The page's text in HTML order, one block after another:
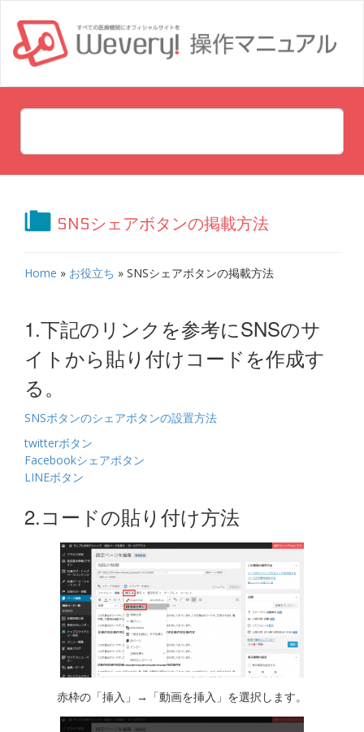
SNSシェアボタンの掲載方法
Home » お役立ち » SNSシェアボタンの掲載方法
1.下記のリンクを参考にSNSのサ
イトから貼り付けコードを作成す
る。
SNSボタンのシェアボタンの設置方法
twitterボタン
Facebookシェアボタン
LINEボタン
2.コードの貼り付け方法
赤枠の「挿入」→「動画を挿入」を選択します。